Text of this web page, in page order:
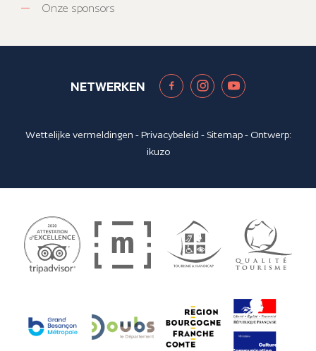
Onze sponsors
NETWERKEN
Wettelijke vermeldingen -Privacybeleid - Sitemap- Ontwerp:
ikuzo